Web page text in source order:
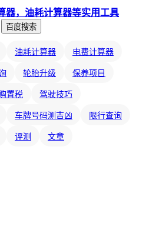
百度搜索
油耗计算器 电费计算器
轮胎升级 保养项目
置税 驾驶技巧
车牌号码测吉凶 限行查询
评测 文章